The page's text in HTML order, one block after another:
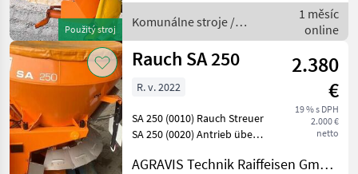
Použitý stroj
Komunálne stroje /
Rauch
1 měsíc
online
Rauch SA 250
2.380
€
19 % s DPH
2.000 €
netto
R. v. 2022
SA 250 (0010) Rauch Streuer
SA 250 (0020) Antrieb über
Hakenrührwerk RWK 2
AGRAVIS Technik Raiffeisen GmbH, Northeim